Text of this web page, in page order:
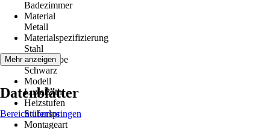
Badezimmer
Material
Metall
Materialspezifizierung
Stahl
Grundfarbe
Schwarz
Modell
LuxeBath
Heizstufen
Stufenlos
Montageart
Mehr anzeigen
Datenblätter
Bereich überspringen